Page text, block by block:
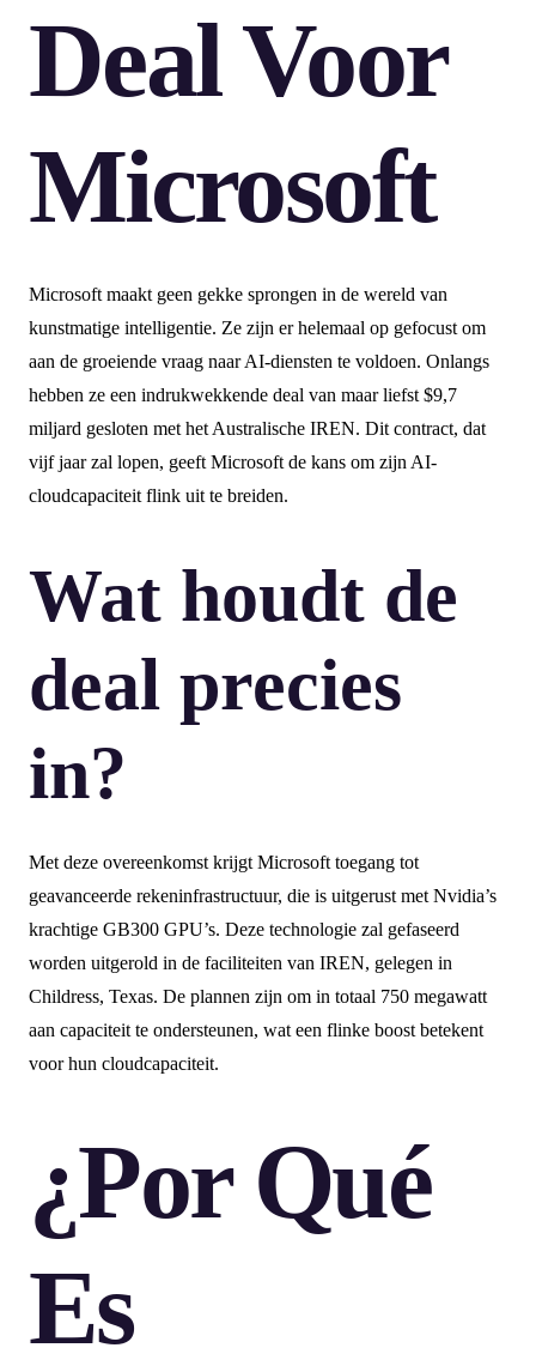
Deal Voor
Microsoft
Microsoft maakt geen gekke sprongen in de wereld van
kunstmatige intelligentie. Ze zijn er helemaal op gefocust om
aan de groeiende vraag naar AI-diensten te voldoen. Onlangs
hebben ze een indrukwekkende deal van maar liefst $9,7
miljard gesloten met het Australische IREN. Dit contract, dat
vijf jaar zal lopen, geeft Microsoft de kans om zijn AI-
cloudcapaciteit flink uit te breiden.
Wat houdt de
deal precies
in?
Met deze overeenkomst krijgt Microsoft toegang tot
geavanceerde rekeninfrastructuur, die is uitgerust met Nvidia’s
krachtige GB300 GPU’s. Deze technologie zal gefaseerd
worden uitgerold in de faciliteiten van IREN, gelegen in
Childress, Texas. De plannen zijn om in totaal 750 megawatt
aan capaciteit te ondersteunen, wat een flinke boost betekent
voor hun cloudcapaciteit.
¿Por Qué
Es